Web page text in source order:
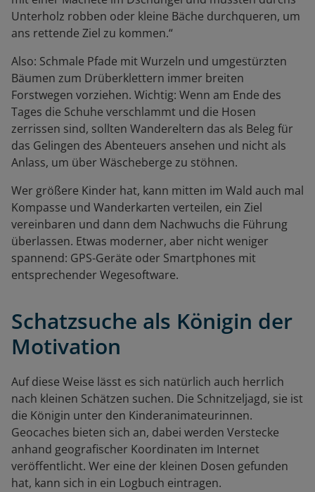
Unterholz robben oder kleine Bäche durchqueren, um
ans rettende Ziel zu kommen.“
Also: Schmale Pfade mit Wurzeln und umgestürzten
Bäumen zum Drüberklettern immer breiten
Forstwegen vorziehen. Wichtig: Wenn am Ende des
Tages die Schuhe verschlammt und die Hosen
zerrissen sind, sollten Wandereltern das als Beleg für
das Gelingen des Abenteuers ansehen und nicht als
Anlass, um über Wäscheberge zu stöhnen.
Wer größere Kinder hat, kann mitten im Wald auch mal
Kompasse und Wanderkarten verteilen, ein Ziel
vereinbaren und dann dem Nachwuchs die Führung
überlassen. Etwas moderner, aber nicht weniger
spannend: GPS-Geräte oder Smartphones mit
entsprechender Wegesoftware.
Schatzsuche als Königin der
Motivation
Auf diese Weise lässt es sich natürlich auch herrlich
nach kleinen Schätzen suchen. Die Schnitzeljagd, sie ist
die Königin unter den Kinderanimateurinnen.
Geocaches bieten sich an, dabei werden Verstecke
anhand geografischer Koordinaten im Internet
veröffentlicht. Wer eine der kleinen Dosen gefunden
hat, kann sich in ein Logbuch eintragen.